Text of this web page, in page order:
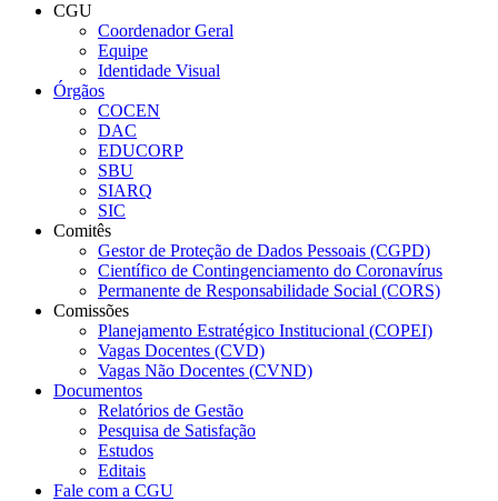
CGU
Coordenador Geral
Equipe
Identidade Visual
Órgãos
COCEN
DAC
EDUCORP
SBU
SIARQ
SIC
Comitês
Gestor de Proteção de Dados Pessoais (CGPD)
Científico de Contingenciamento do Coronavírus
Permanente de Responsabilidade Social (CORS)
Comissões
Planejamento Estratégico Institucional (COPEI)
Vagas Docentes (CVD)
Vagas Não Docentes (CVND)
Documentos
Relatórios de Gestão
Pesquisa de Satisfação
Estudos
Editais
Fale com a CGU